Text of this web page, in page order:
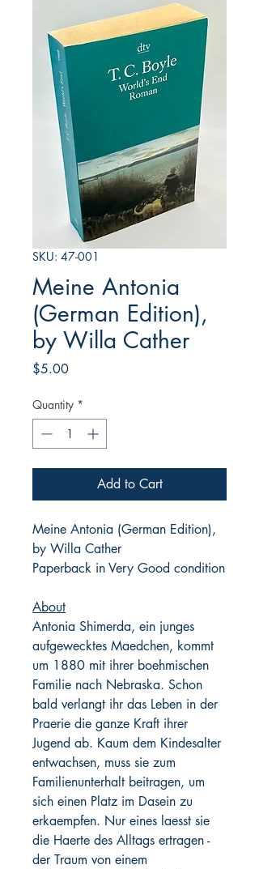
SKU: 47-001
Meine Antonia
(German Edition),
by Willa Cather
$5.00Price
Quantity *
Add to Cart
Meine Antonia (German Edition),
by Willa Cather
Paperback in Very Good condition
About
Antonia Shimerda, ein junges
aufgewecktes Maedchen, kommt
um 1880 mit ihrer boehmischen
Familie nach Nebraska. Schon
bald verlangt ihr das Leben in der
Praerie die ganze Kraft ihrer
Jugend ab. Kaum dem Kindesalter
entwachsen, muss sie zum
Familienunterhalt beitragen, um
sich einen Platz im Dasein zu
erkaempfen. Nur eines laesst sie
die Haerte des Alltags ertragen -
der Traum von einem